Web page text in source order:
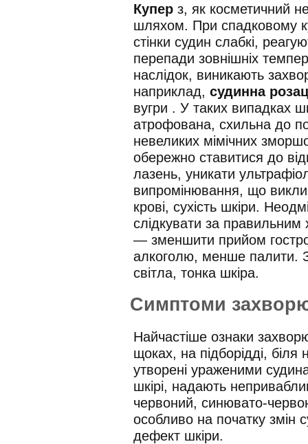
Купер з, як косметичний
шляхом. При спадковому
стінки судин слабкі,
перепади зовнішніх
наслідок, виникають
наприклад, судинна
вугри . У таких випадках
атрофована, схильна до
невеликих мімічних
обережно ставитися до
лазень, уникати
випромінювання, що
крові, сухість шкіри.
слідкувати за
— зменшити прийом
алкоголю, менше палити.
світла, тонка шкіра.
Симптоми
Найчастіше ознаки
щоках, на підборідді, біля
утворені ураженими
шкірі, надають
червоний, синювато-
особливо на початку змін
дефект шкіри.